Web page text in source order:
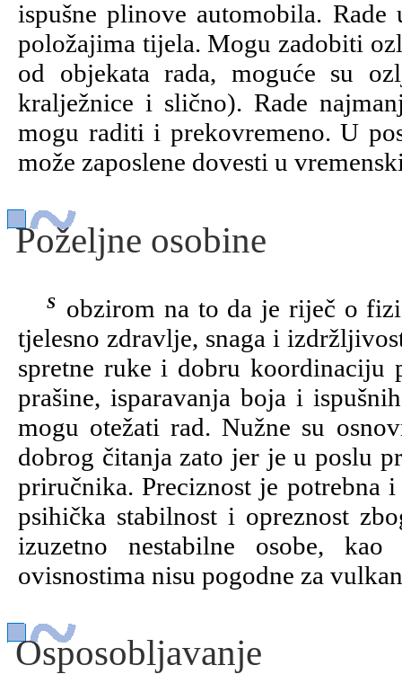
ispušne plinove automobila.
položajima tijela. Mogu zadobiti
od objekata rada, moguće su
kralježnice i slično). Rade
mogu raditi i prekovremeno. U
može zaposlene dovesti u
Poželjne osobine
S obzirom na to da je riječ o fizički napornom zanimanju, bitne su osobine
tjelesno zdravlje, snaga i
spretne ruke i dobru koordinaciju
prašine, isparavanja boja i
mogu otežati rad. Nužne su
dobrog čitanja zato jer je u poslu
priručnika. Preciznost je potrebna
psihička stabilnost i opreznost
izuzetno nestabilne osobe,
ovisnostima nisu pogodne za
Osposobljavanje